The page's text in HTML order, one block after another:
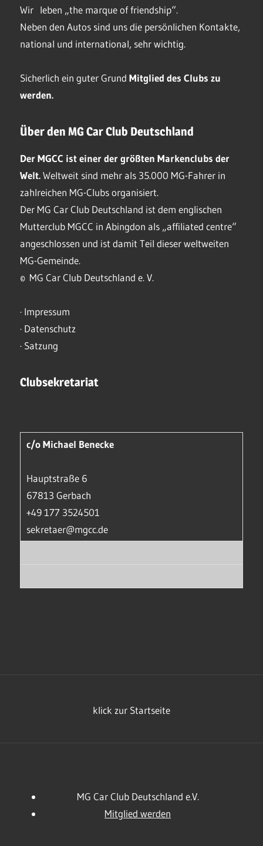
Wir leben „the marque of friendship“.
Neben den Autos sind uns die persönlichen Kontakte,
national und international, sehr wichtig.
Sicherlich ein guter Grund Mitglied des Clubs zu
werden.
Über den MG Car Club Deutschland
Der MGCC ist einer der größten Markenclubs der
Welt.Weltweit sind mehr als 35.000 MG-Fahrer in
zahlreichen MG-Clubs organisiert.
Der MG Car Club Deutschland ist dem englischen
Mutterclub MGCC in Abingdon als „affiliated centre“
angeschlossen und ist damit Teil dieser weltweiten
MG-Gemeinde.
© MG Car Club Deutschland e. V.
· Impressum
· Datenschutz
· Satzung
Clubsekretariat
c/o Michael Benecke
Hauptstraße 6
67813 Gerbach
+49 177 3524501
sekretaer@mgcc.de
klick zur Startseite
MG Car Club Deutschland e.V.
Mitglied werden